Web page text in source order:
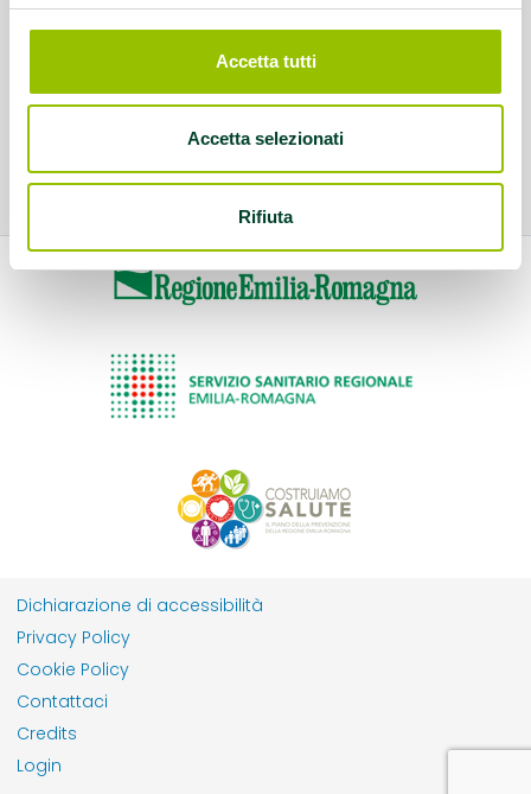
Accetta tutti
Accetta selezionati
Rifiuta
Dichiarazione di accessibilità
Privacy Policy
Cookie Policy
Contattaci
Credits
Login